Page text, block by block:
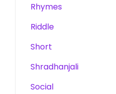
Rhymes
Riddle
Short
Shradhanjali
Social